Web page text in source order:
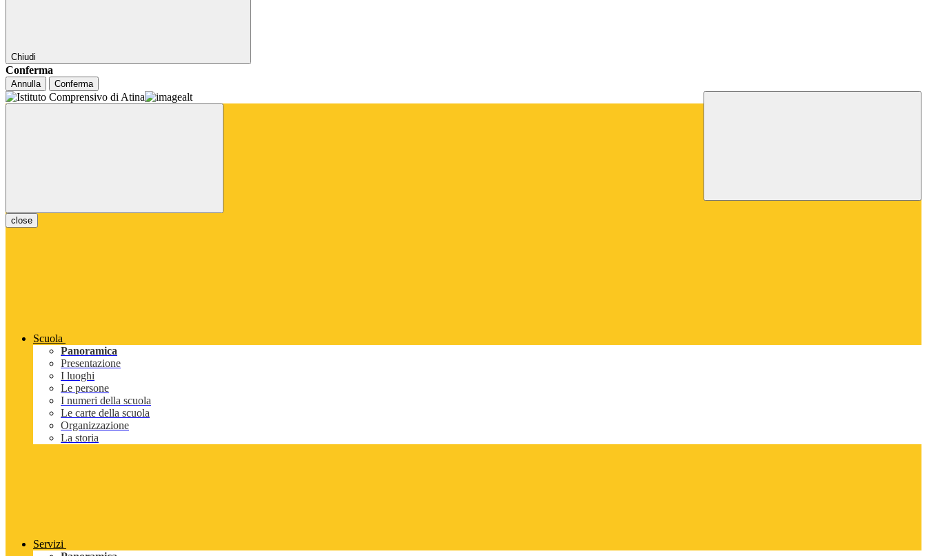
Chiudi
Conferma
Annulla Conferma
close
Scuola
Panoramica
Presentazione
I luoghi
Le persone
I numeri della scuola
Le carte della scuola
Organizzazione
La storia
Servizi